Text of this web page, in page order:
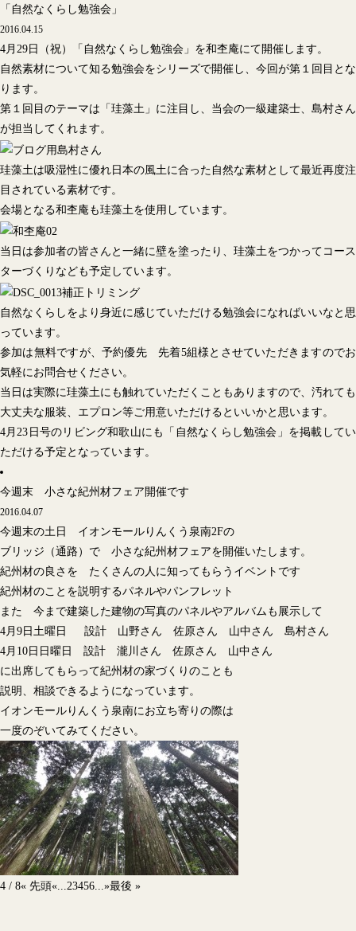
「自然なくらし勉強会」
2016.04.15
4月29日（祝）「自然なくらし勉強会」を和杢庵にて開催します。
自然素材について知る勉強会をシリーズで開催し、今回が第１回目とな
ります。
第１回目のテーマは「珪藻土」に注目し、当会の一級建築士、島村さん
が担当してくれます。
珪藻土は吸湿性に優れ日本の風土に合った自然な素材として最近再度注
目されている素材です。
会場となる和杢庵も珪藻土を使用しています。
当日は参加者の皆さんと一緒に壁を塗ったり、珪藻土をつかってコース
ターづくりなども予定しています。
自然なくらしをより身近に感じていただける勉強会になればいいなと思
っています。
参加は無料ですが、予約優先 先着5組様とさせていただきますのでお
気軽にお問合せください。
当日は実際に珪藻土にも触れていただくこともありますので、汚れても
大丈夫な服装、エプロン等ご用意いただけるといいかと思います。
4月23日号のリビング和歌山にも「自然なくらし勉強会」を掲載してい
ただける予定となっています。
今週末 小さな紀州材フェア開催です
2016.04.07
今週末の土日 イオンモールりんくう泉南2Fの
ブリッジ（通路）で 小さな紀州材フェアを開催いたします。
紀州材の良さを たくさんの人に知ってもらうイベントです
紀州材のことを説明するパネルやパンフレット
また 今まで建築した建物の写真のパネルやアルバムも展示して
4月9日土曜日 設計 山野さん 佐原さん 山中さん 島村さん
4月10日日曜日 設計 瀧川さん 佐原さん 山中さん
に出席してもらって紀州材の家づくりのことも
説明、相談できるようになっています。
イオンモールりんくう泉南にお立ち寄りの際は
一度のぞいてみてください。
4 / 8« 先頭« 23456 »最後 »